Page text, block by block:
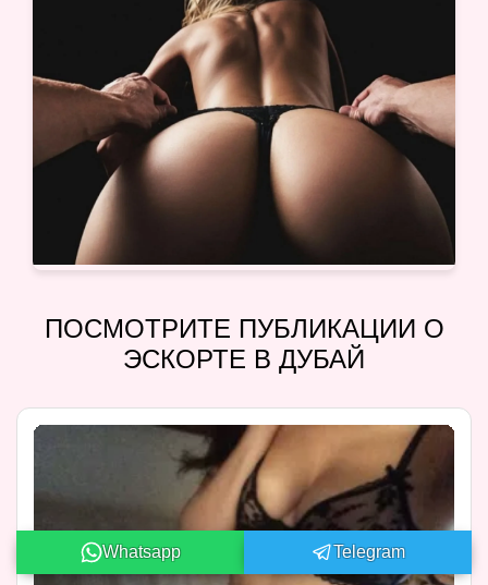
ПОСМОТРИТЕ ПУБЛИКАЦИИ О
ЭСКОРТЕ В ДУБАЙ
Whatsapp Telegram